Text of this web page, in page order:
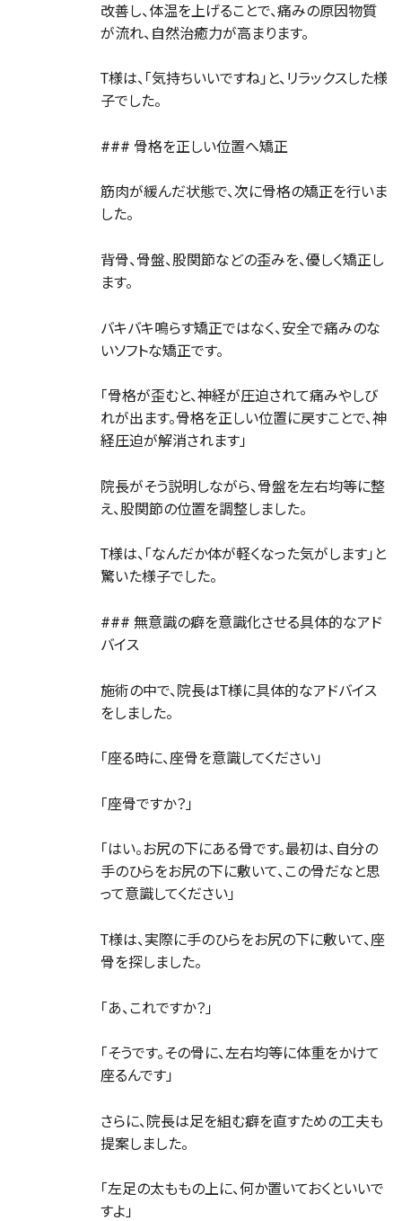
改善し、体温を上げることで、痛みの原因物質
が流れ、自然治癒力が高まります。
T様は、「気持ちいいですね」と、リラックスした様
子でした。
### 骨格を正しい位置へ矯正
筋肉が緩んだ状態で、次に骨格の矯正を行いま
した。
背骨、骨盤、股関節などの歪みを、優しく矯正し
ます。
バキバキ鳴らす矯正ではなく、安全で痛みのな
いソフトな矯正です。
「骨格が歪むと、神経が圧迫されて痛みやしび
れが出ます。骨格を正しい位置に戻すことで、神
経圧迫が解消されます」
院長がそう説明しながら、骨盤を左右均等に整
え、股関節の位置を調整しました。
T様は、「なんだか体が軽くなった気がします」と
驚いた様子でした。
### 無意識の癖を意識化させる具体的なアド
バイス
施術の中で、院長はT様に具体的なアドバイス
をしました。
「座る時に、座骨を意識してください」
「座骨ですか？」
「はい。お尻の下にある骨です。最初は、自分の
手のひらをお尻の下に敷いて、この骨だなと思
って意識してください」
T様は、実際に手のひらをお尻の下に敷いて、座
骨を探しました。
「あ、これですか？」
「そうです。その骨に、左右均等に体重をかけて
座るんです」
さらに、院長は足を組む癖を直すための工夫も
提案しました。
「左足の太ももの上に、何か置いておくといいで
すよ」